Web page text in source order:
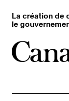
La création de
le